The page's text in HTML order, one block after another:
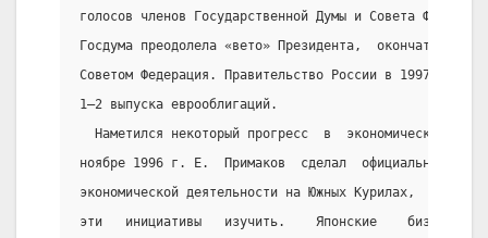
голосов членов Государственной Думы и Совета
Госдума преодолела «вето» Президента,
Советом Федерация. Правительство России в 1997  г.
1—2 выпуска еврооблигаций.
Наметился некоторый прогресс  в  экономических
ноябре 1996 г. Е.  Примаков  сделал  официальное
экономической деятельности на Южных Курилах,
эти   инициативы   изучить.    Японские